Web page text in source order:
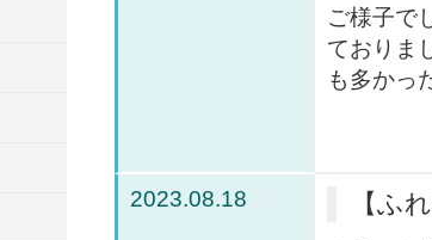
ご様子で
ておりま
も多かっ
2023.08.18 【ふ